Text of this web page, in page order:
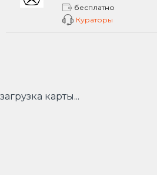
бесплатно
Кураторы
загрузка карты...